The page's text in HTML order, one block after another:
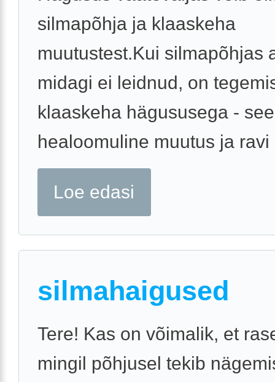
silmapõhja ja klaaskeha
muutustest.Kui silmapõhjas
midagi ei leidnud, on
klaaskeha hägususega -
healoomuline muutus ja ravi
Loe edasi
silmahaigused
Tere! Kas on võimalik, et
mingil põhjusel tekib